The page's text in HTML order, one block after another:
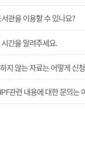
관을 이용할 수 있나요?
간을 알려주세요.
지 않는 자료는 어떻게 신
관련 내용에 대한 문의는